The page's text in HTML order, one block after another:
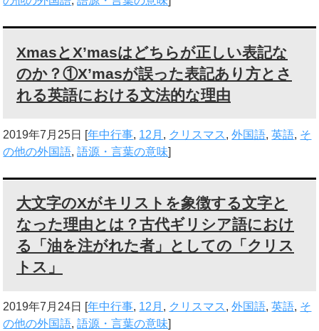
XmasとX’masはどちらが正しい表記な
のか？①X’masが誤った表記あり方とさ
れる英語における文法的な理由
2019年7月25日 [年中行事, 12月 , クリスマス,外国語,英語, そ
の他の外国語,語源・言葉の意味]
大文字のXがキリストを象徴する文字と
なった理由とは？古代ギリシア語におけ
る「油を注がれた者」としての「クリス
トス」
2019年7月24日 [年中行事, 12月 , クリスマス,外国語,英語, そ
の他の外国語,語源・言葉の意味]